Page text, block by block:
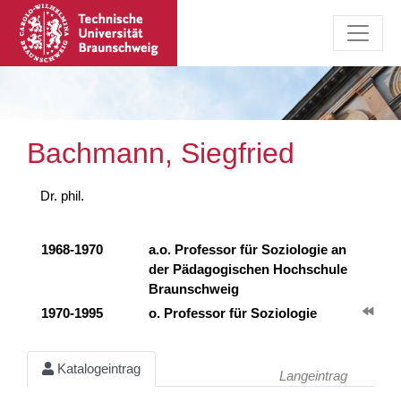
Bachmann, Siegfried
Dr. phil.
1968-1970
a.o. Professor für Soziologie an
der Pädagogischen Hochschule
Braunschweig
1970-1995
o. Professor für Soziologie
Katalogeintrag Langeintrag